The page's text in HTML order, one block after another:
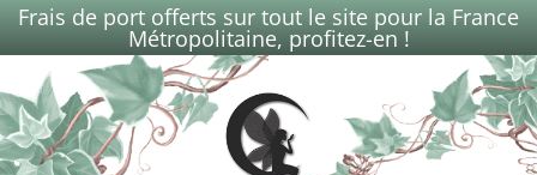
Frais de port offerts sur tout le site pour la France
Métropolitaine, profitez-en !